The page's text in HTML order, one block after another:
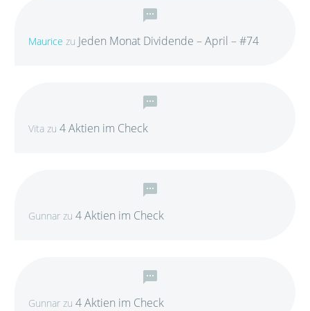
Maurice zu Jeden Monat Dividende – April – #74
Vita zu 4 Aktien im Check
Gunnar zu 4 Aktien im Check
Gunnar zu 4 Aktien im Check